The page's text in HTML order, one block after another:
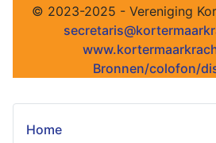
Home
© 2023-2025 - Vereniging
Bronnen/colofon/